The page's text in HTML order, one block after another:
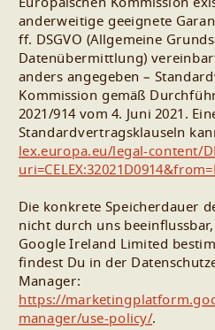
Europäischen Kommission
anderweitige geeignete
ff. DSGVO (Allgemeine
Datenübermittlung)
anders angegeben –
Kommission gemäß
2021/914 vom 4. Juni 2021.
Standardvertragsklauseln
lex.europa.eu/legal-content/
Die konkrete Speicherdauer
nicht durch uns
Google Ireland Limited
findest Du in der
Manager:
https://
manager/use-policy/.